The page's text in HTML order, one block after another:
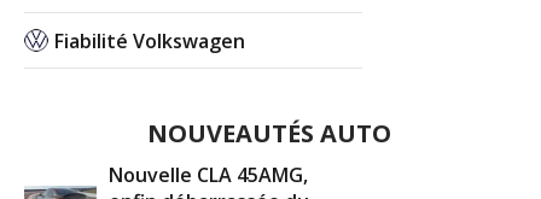
Fiabilité Volkswagen
NOUVEAUTÉS AUTO
Nouvelle CLA 45AMG,